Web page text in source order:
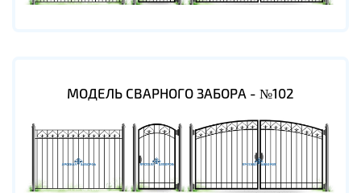
МОДЕЛЬ СВАРНОГО ЗАБОРА - №102